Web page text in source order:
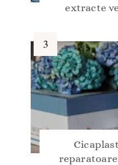
extracte
reparatoare